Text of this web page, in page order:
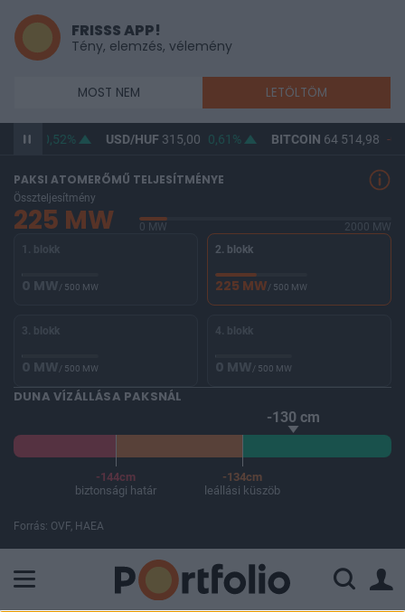
FRISSS APP!
Tény, elemzés, vélemény
MOST NEM LETÖLTÖM
0,52% USD/HUF315,00 0,61% BITCOIN64 514,98 -
PAKSI ATOMERŐMŰ TELJESÍTMÉNYE
Összteljesítmény
225 MW 0 MW
2000 MW
1. blokk
0 MW/ 500 MW
2. blokk
225 MW/ 500 MW
3. blokk
0 MW/ 500 MW
4. blokk
0 MW/ 500 MW
DUNA VÍZÁLLÁSA PAKSNÁL
-130 cm
-144cm
biztonsági határ
-134cm
leállási küszöb
Forrás: OVF, HAEA